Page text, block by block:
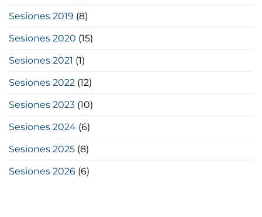
Sesiones 2019 (8)
Sesiones 2020 (15)
Sesiones 2021 (1)
Sesiones 2022 (12)
Sesiones 2023 (10)
Sesiones 2024 (6)
Sesiones 2025 (8)
Sesiones 2026 (6)